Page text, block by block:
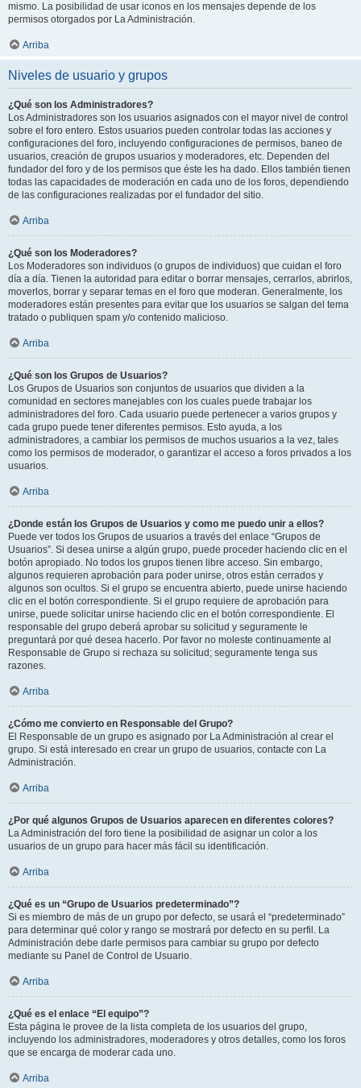
mismo. La posibilidad de usar iconos en los mensajes depende de los
permisos otorgados por La Administración.
Arriba
Niveles de usuario y grupos
¿Qué son los Administradores?
Los Administradores son los usuarios asignados con el mayor nivel de control
sobre el foro entero. Estos usuarios pueden controlar todas las acciones y
configuraciones del foro, incluyendo configuraciones de permisos, baneo de
usuarios, creación de grupos usuarios y moderadores, etc. Dependen del
fundador del foro y de los permisos que éste les ha dado. Ellos también tienen
todas las capacidades de moderación en cada uno de los foros, dependiendo
de las configuraciones realizadas por el fundador del sitio.
Arriba
¿Qué son los Moderadores?
Los Moderadores son individuos (o grupos de individuos) que cuidan el foro
día a día. Tienen la autoridad para editar o borrar mensajes, cerrarlos, abrirlos,
moverlos, borrar y separar temas en el foro que moderan. Generalmente, los
moderadores están presentes para evitar que los usuarios se salgan del tema
tratado o publiquen spam y/o contenido malicioso.
Arriba
¿Qué son los Grupos de Usuarios?
Los Grupos de Usuarios son conjuntos de usuarios que dividen a la
comunidad en sectores manejables con los cuales puede trabajar los
administradores del foro. Cada usuario puede pertenecer a varios grupos y
cada grupo puede tener diferentes permisos. Esto ayuda, a los
administradores, a cambiar los permisos de muchos usuarios a la vez, tales
como los permisos de moderador, o garantizar el acceso a foros privados a los
usuarios.
Arriba
¿Donde están los Grupos de Usuarios y como me puedo unir a ellos?
Puede ver todos los Grupos de usuarios a través del enlace “Grupos de
Usuarios”. Si desea unirse a algún grupo, puede proceder haciendo clic en el
botón apropiado. No todos los grupos tienen libre acceso. Sin embargo,
algunos requieren aprobación para poder unirse, otros están cerrados y
algunos son ocultos. Si el grupo se encuentra abierto, puede unirse haciendo
clic en el botón correspondiente. Si el grupo requiere de aprobación para
unirse, puede solicitar unirse haciendo clic en el botón correspondiente. El
responsable del grupo deberá aprobar su solicitud y seguramente le
preguntará por qué desea hacerlo. Por favor no moleste continuamente al
Responsable de Grupo si rechaza su solicitud; seguramente tenga sus
razones.
Arriba
¿Cómo me convierto en Responsable del Grupo?
El Responsable de un grupo es asignado por La Administración al crear el
grupo. Si está interesado en crear un grupo de usuarios, contacte con La
Administración.
Arriba
¿Por qué algunos Grupos de Usuarios aparecen en diferentes colores?
La Administración del foro tiene la posibilidad de asignar un color a los
usuarios de un grupo para hacer más fácil su identificación.
Arriba
¿Qué es un “Grupo de Usuarios predeterminado”?
Si es miembro de más de un grupo por defecto, se usará el “predeterminado”
para determinar qué color y rango se mostrará por defecto en su perfil. La
Administración debe darle permisos para cambiar su grupo por defecto
mediante su Panel de Control de Usuario.
Arriba
¿Qué es el enlace “El equipo”?
Esta página le provee de la lista completa de los usuarios del grupo,
incluyendo los administradores, moderadores y otros detalles, como los foros
que se encarga de moderar cada uno.
Arriba